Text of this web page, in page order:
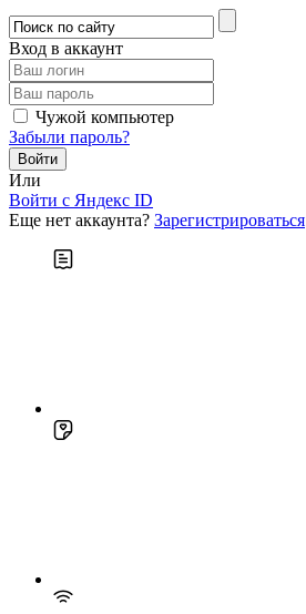
Вход в аккаунт
Чужой компьютер
Забыли пароль?
Или
Войти c Яндекс ID
Еще нет аккаунта? Зарегистрироваться